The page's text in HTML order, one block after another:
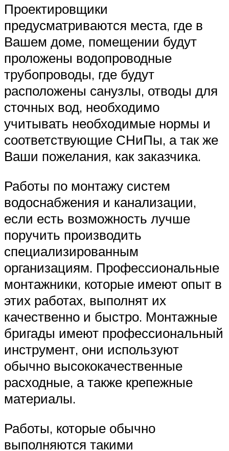
Проектировщики
предусматриваются места, где в
Вашем доме, помещении будут
проложены водопроводные
трубопроводы, где будут
расположены санузлы, отводы для
сточных вод, необходимо
учитывать необходимые нормы и
соответствующие СНиПы, а так же
Ваши пожелания, как заказчика.
Работы по монтажу систем
водоснабжения и канализации,
если есть возможность лучше
поручить производить
специализированным
организациям. Профессиональные
монтажники, которые имеют опыт в
этих работах, выполнят их
качественно и быстро. Монтажные
бригады имеют профессиональный
инструмент, они используют
обычно высококачественные
расходные, а также крепежные
материалы.
Работы, которые обычно
выполняются такими